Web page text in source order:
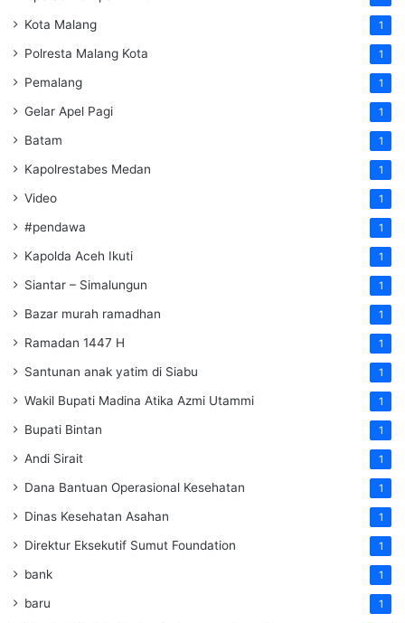
Kota Malang 1
Polresta Malang Kota 1
Pemalang 1
Gelar Apel Pagi 1
Batam 1
Kapolrestabes Medan 1
Video 1
#pendawa 1
Kapolda Aceh Ikuti 1
Siantar – Simalungun 1
Bazar murah ramadhan 1
Ramadan 1447 H 1
Santunan anak yatim di Siabu 1
Wakil Bupati Madina Atika Azmi Utammi 1
Bupati Bintan 1
Andi Sirait 1
Dana Bantuan Operasional Kesehatan 1
Dinas Kesehatan Asahan 1
Direktur Eksekutif Sumut Foundation 1
bank 1
baru 1